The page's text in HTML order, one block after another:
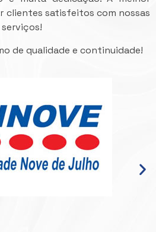
clientes satisfeitos com nossas
de qualidade e continuidade!